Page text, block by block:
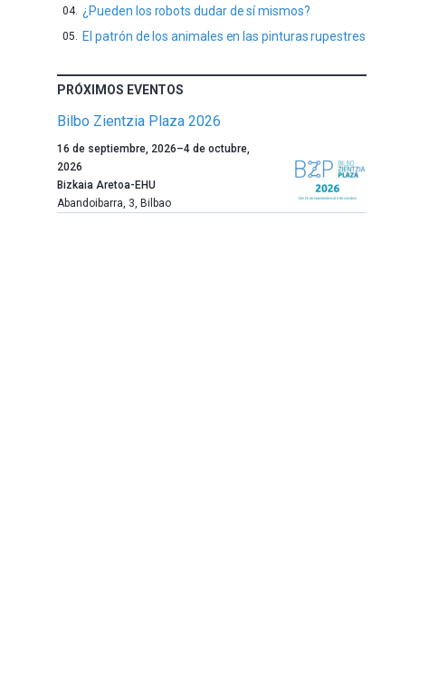
¿Pueden los robots dudar de sí mismos?
El patrón de los animales en las pinturas rupestres
PRÓXIMOS EVENTOS
Bilbo Zientzia Plaza 2026
Un
año
más,
Bilbao
16 de septiembre, 2026–4 de octubre,
2026
Bizkaia Aretoa-EHU
Abandoibarra, 3, Bilbao